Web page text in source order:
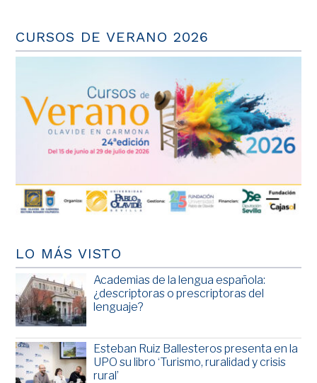
CURSOS DE VERANO 2026
LO MÁS VISTO
Academias de la lengua española:
¿descriptoras o prescriptoras del
lenguaje?
Esteban Ruiz Ballesteros presenta en la
UPO su libro ‘Turismo, ruralidad y crisis
rural’